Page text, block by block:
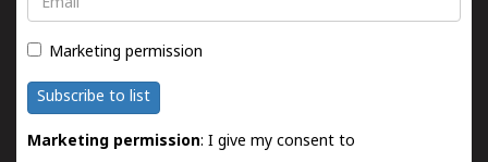
Marketing permission
Subscribe to list
Marketing permission: I give my consent to